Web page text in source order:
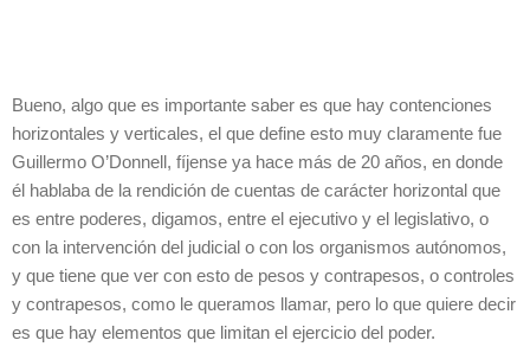
Bueno, algo que es importante saber es que hay contenciones
horizontales y verticales, el que define esto muy claramente fue
Guillermo O’Donnell, fíjense ya hace más de 20 años, en donde
él hablaba de la rendición de cuentas de carácter horizontal que
es entre poderes, digamos, entre el ejecutivo y el legislativo, o
con la intervención del judicial o con los organismos autónomos,
y que tiene que ver con esto de pesos y contrapesos, o controles
y contrapesos, como le queramos llamar, pero lo que quiere decir
es que hay elementos que limitan el ejercicio del poder.